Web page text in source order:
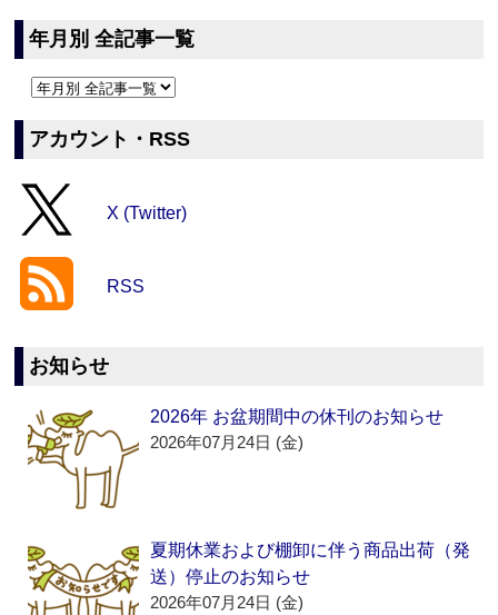
年月別 全記事一覧
アカウント・RSS
X (Twitter)
RSS
お知らせ
2026年 お盆期間中の休刊のお知らせ
2026年07月24日 (金)
夏期休業および棚卸に伴う商品出荷（発
送）停止のお知らせ
2026年07月24日 (金)